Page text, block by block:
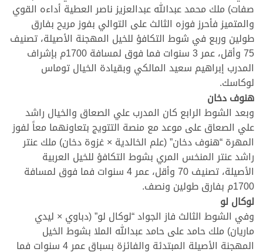
صفات) ملك محمد عبدالله عبدالعزيز ناصر العطية أداءه القوي
والمتميز فأحرز فوزه الثالث على التوالي بفوز مريح بفارق
طولين وربع في شوط التكافؤ للخيل المهجنة الأصيلة، تصنيف
75 وأقل، عمر 3 سنوات فما فوق لمسافة 1700م بإشراف
المدرب إبراهيم سعيد المالكي وبقيادة الخيال توماس
لوكاسك.
هنوف دخان
وبعد الشوط الرابع كان المدرب علي الصعاق والخيال راشد
علي الصعاق على موعد مع منصة التتويج بتعاونهما معاً لفوز
المهرة “هنوف دخان” (علم الخالدية × غزوة دخان) ملك عنتر
راشد عنتر المنخس المري بشوط التكافؤ للخيل العربية
الأصيلة، تصنيف 70 وأقل، عمر 4 سنوات فما فوق لمسافة
1700م بفارق طولين ونصف.
لوكال لو
وفي الشوط الثالث فاز الجواد “لوكال لو” (دباوي × ليدي
ماريان) ملك حامد على حامد عبدالله الملا بشوط الخيل
المهجنة الأصيلة المبتدئة والفائزة بسباق عمر 4 سنوات فما